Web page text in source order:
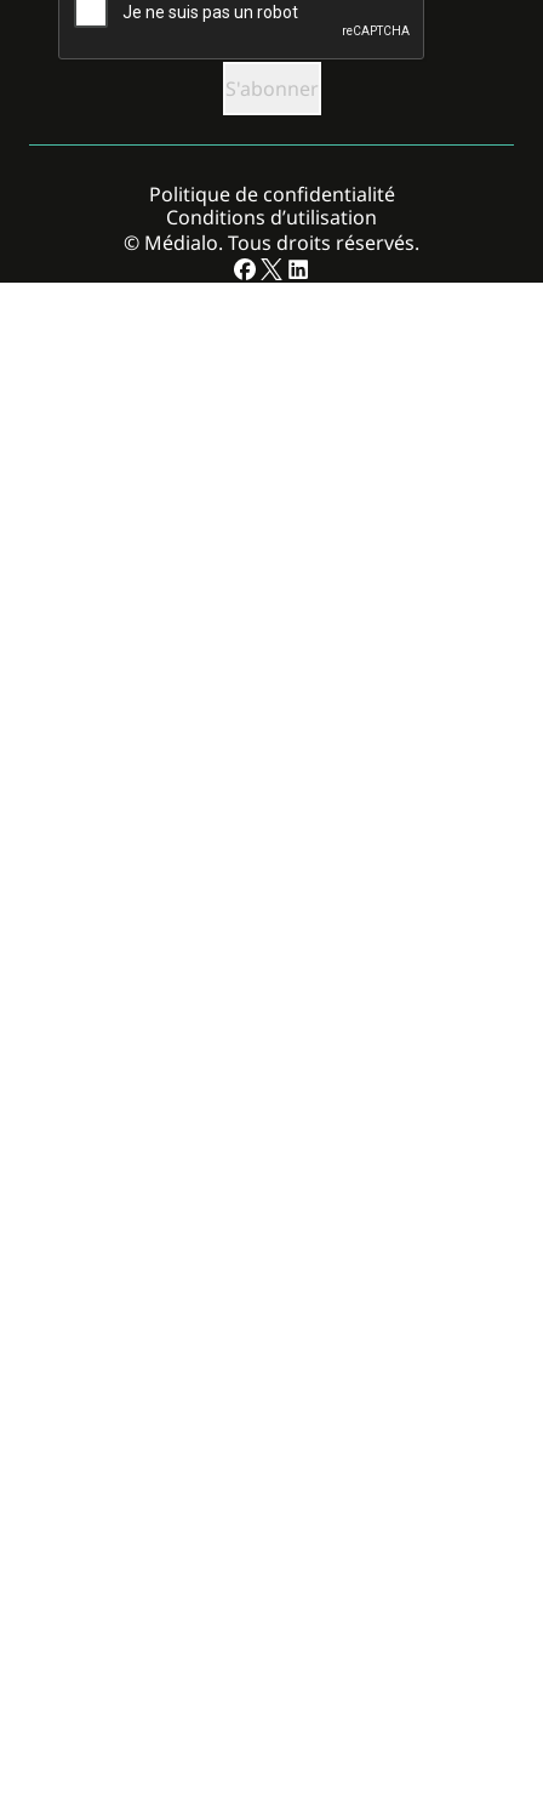
© Médialo. Tous droits réservés.
Politique de confidentialité
Conditions d’utilisation